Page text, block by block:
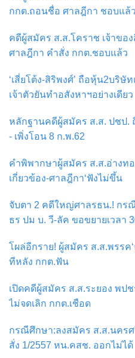
กกต.ถอนชื่อ ศาลฎีกา ชอบแล้ว
คดีผู้สมัคร ส.ส.โคราช เจ้าขอ
ศาลฎีกา คำสั่ง กกต.ชอบแล้ว
‘เสี่ยโต้ง-สิริพงศ์’ ถือหุ้น2บริ
เจ้าตัวยันทำอสังหาฯอย่างเดียว
หลักฐานคดีผู้สมัคร ส.ส. ปชป.
- เพิ่งโอน 8 ก.พ.62
คำพิพากษาผู้สมัคร ส.ส.อ่างทอ
เกี่ยวข้อง-ศาลฎีกา‘ฟังไม่ขึ้น
จับตา 2 คดีใหญ่ศาลรธน.! กร
ธร ปม บ. วี-ลัค ขอขยายเวลา
โผล่อีกราย! ผู้สมัคร ส.ส.พรรค‘
ทีหลัง กกต.ฟัน
เปิดคดีผู้สมัคร ส.ส.ระยอง พป
ไม่จดเลิก กกต.เชือด
กรณีศึกษา:ลงสมัคร ส.ส.นครศ
สั่ง 1/2557 หน.คสช. ออกไม่ได้